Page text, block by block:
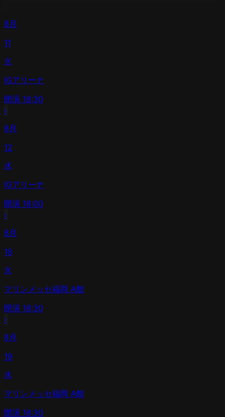
8月
11
火
IGアリーナ
開演 18:30
›
8月
12
水
IGアリーナ
開演 18:00
›
8月
18
火
マリンメッセ福岡 A館
開演 18:30
›
8月
19
水
マリンメッセ福岡 A館
開演 18:30